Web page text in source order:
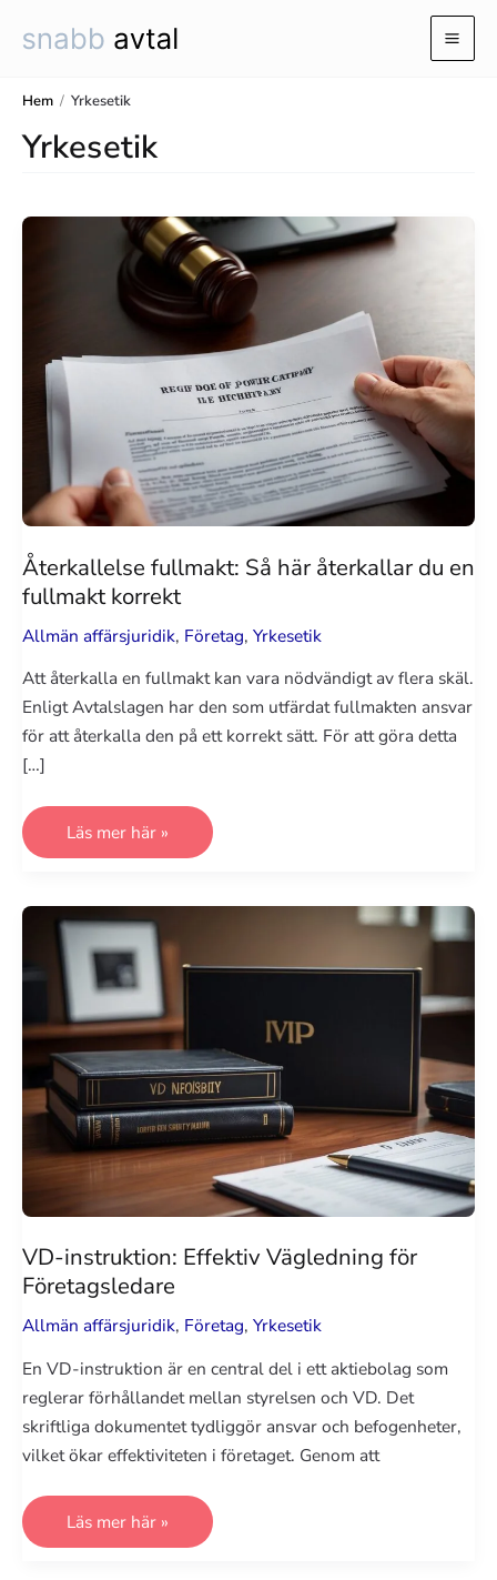
Hem / Yrkesetik
Yrkesetik
Återkallelse fullmakt: Så här återkallar du en
fullmakt korrekt
Allmän affärsjuridik, Företag, Yrkesetik
Att återkalla en fullmakt kan vara nödvändigt av flera skäl.
Enligt Avtalslagen har den som utfärdat fullmakten ansvar
för att återkalla den på ett korrekt sätt. För att göra detta
[…]
Återkallelse
Så
du
en
fullmakt
korrekt
Läs mer här »
VD-instruktion: Effektiv Vägledning för
Företagsledare
Allmän affärsjuridik, Företag, Yrkesetik
En VD-instruktion är en central del i ett aktiebolag som
reglerar förhållandet mellan styrelsen och VD. Det
skriftliga dokumentet tydliggör ansvar och befogenheter,
vilket ökar effektiviteten i företaget. Genom att
VD-
Effektiv
Läs mer här »